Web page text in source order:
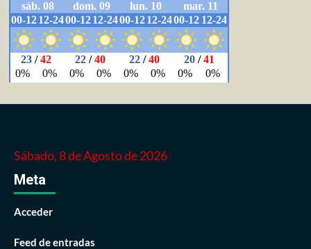
Sábado, 8 de Agosto de 2026
Meta
Acceder
Feed de entradas